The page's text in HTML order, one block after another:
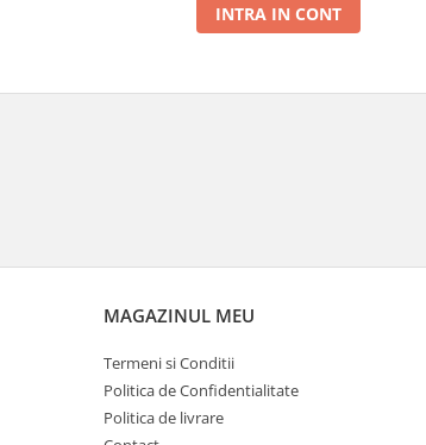
INTRA IN CONT
MAGAZINUL MEU
Termeni si Conditii
Politica de Confidentialitate
Politica de livrare